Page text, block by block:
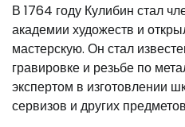
В 1764 году Кулибин стал
академии художеств и
мастерскую. Он стал
гравировке и резьбе по
экспертом в изготовлении
сервизов и других